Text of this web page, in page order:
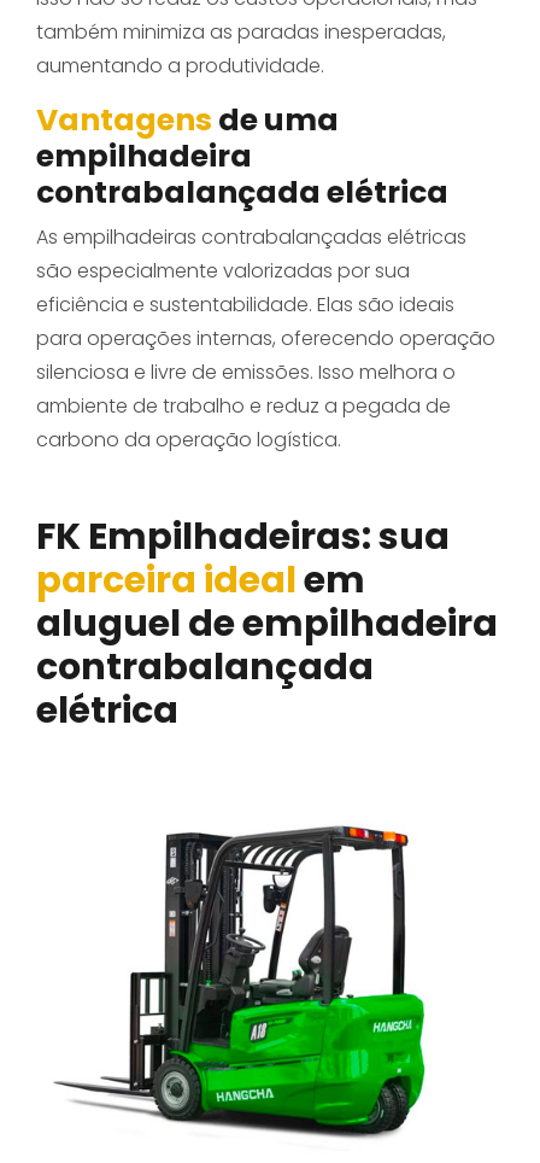
também minimiza as paradas inesperadas,
aumentando a produtividade.
Vantagens de uma
empilhadeira
contrabalançada elétrica
As empilhadeiras contrabalançadas elétricas
são especialmente valorizadas por sua
eficiência e sustentabilidade. Elas são ideais
para operações internas, oferecendo operação
silenciosa e livre de emissões. Isso melhora o
ambiente de trabalho e reduz a pegada de
carbono da operação logística.
FK Empilhadeiras: sua
parceira idealem
aluguel de empilhadeira
contrabalançada
elétrica